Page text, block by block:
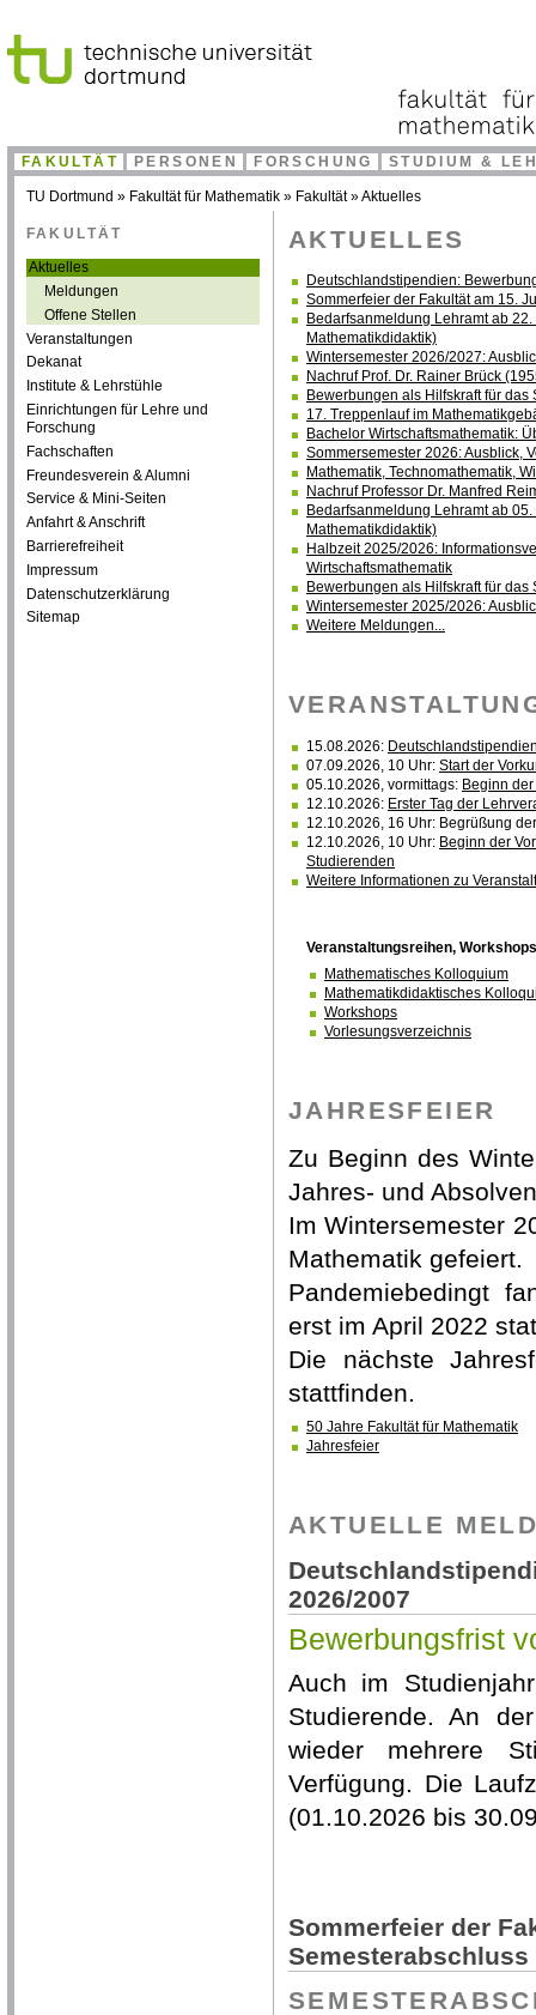
FAKULTÄT PERSONEN FORSCHUNG STUDIUM &
TU Dortmund » Fakultät für Mathematik » Fakultät»Aktuelles
FAKULTÄT
Aktuelles
Meldungen
Offene Stellen
Veranstaltungen
Dekanat
Institute & Lehrstühle
Einrichtungen für Lehre und
Forschung
Fachschaften
Freundesverein & Alumni
Service & Mini-Seiten
Anfahrt & Anschrift
Barrierefreiheit
Impressum
Datenschutzerklärung
Sitemap
AKTUELLES
Deutschlandstipendien:
Sommerfeier der Fakultät am 15.
Bedarfsanmeldung Lehramt ab
Mathematikdidaktik)
Wintersemester 2026/2027:
Nachruf Prof. Dr. Rainer Brück
Bewerbungen als Hilfskraft für
17. Treppenlauf im
Bachelor Wirtschaftsmathematik:
Sommersemester 2026: Ausblick,
Mathematik, Technomathematik,
Nachruf Professor Dr. Manfred
Bedarfsanmeldung Lehramt ab
Mathematikdidaktik)
Halbzeit 2025/2026:
Wirtschaftsmathematik
Bewerbungen als Hilfskraft für
Wintersemester 2025/2026:
Weitere Meldungen...
15.08.2026:
07.09.2026, 10 Uhr: Start der
05.10.2026, vormittags: Beginn
12.10.2026: Erster Tag der
12.10.2026, 16 Uhr: Begrüßung
12.10.2026, 10 Uhr: Beginn der
Studierenden
Weitere Informationen zu
Veranstaltungsreihen,
Mathematisches Kolloquium
Mathematikdidaktisches
Workshops
Vorlesungsverzeichnis
JAHRESFEIER
Zu Beginn des
Jahres- und
Im Wintersemester
Mathematik gefeiert.
Pandemiebedingt
erst im April 2022
Die nächste
stattfinden.
50 Jahre Fakultät für Mathematik
Jahresfeier
AKTUELLE
2026/2007
Bewerbungsfrist
Auch im
Studierende. An
wieder mehrere
Verfügung. Die
(01.10.2026 bis
Sommerfeier der